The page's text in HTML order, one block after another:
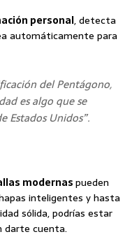
personal, detecta
automáticamente para
del Pentágono,
es algo que se
Estados Unidos”.
modernaspueden
inteligentes y hasta
sólida, podrías estar
darte cuenta.